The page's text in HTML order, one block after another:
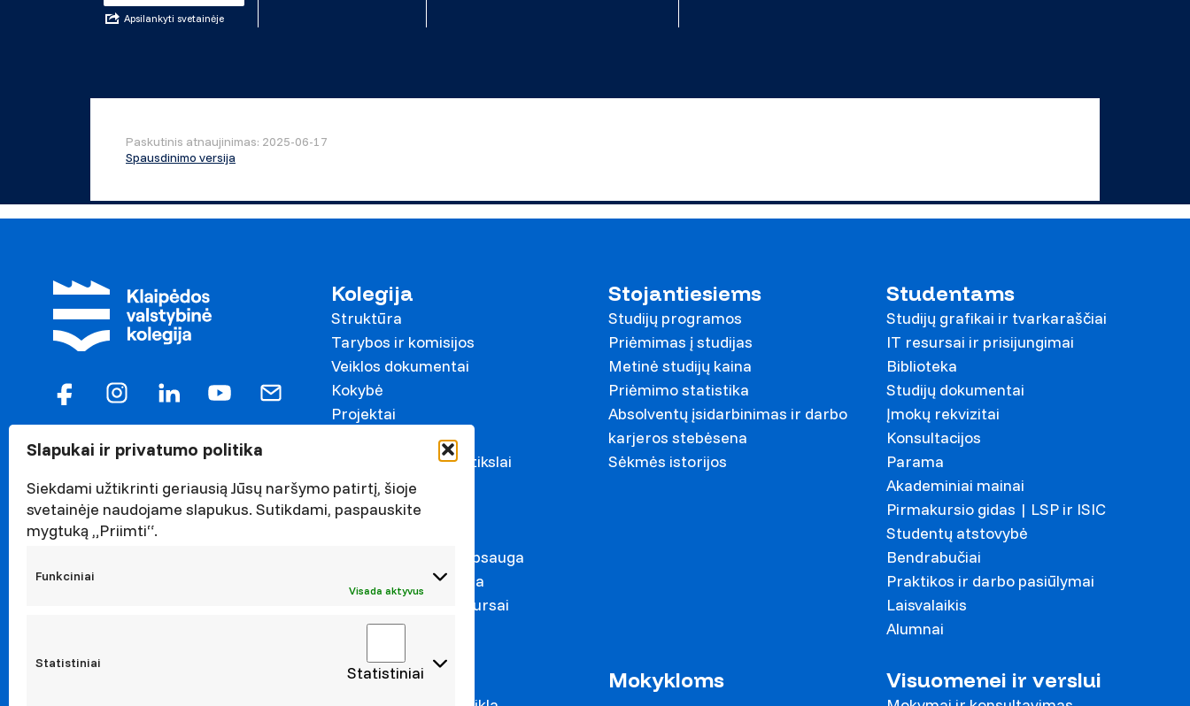
Slapukai ir privatumo politika
Siekdami užtikrinti geriausią Jūsų naršymo patirtį, šioje
svetainėje naudojame slapukus. Sutikdami, paspauskite
mygtuką „Priimti“.
Funkciniai
Visada aktyvus
Statistiniai Statistiniai
Apsilankyti svetainėje
Paskutinis atnaujinimas: 2025-06-17
Spausdinimo versija
Kolegija
Struktūra
Tarybos ir komisijos
Veiklos dokumentai
Kokybė
Projektai
Darnaus vystymosi tikslai
Naujienos
Renginiai
Asmens duomenų apsauga
Korupcijos prevencija
Atestavimas ir konkursai
Stojantiesiems
Studijų programos
Priėmimas į studijas
Metinė studijų kaina
Priėmimo statistika
Absolventų įsidarbinimas ir darbo
karjeros stebėsena
Sėkmės istorijos
Studentams
Studijų grafikai ir tvarkaraščiai
IT resursai ir prisijungimai
Biblioteka
Studijų dokumentai
Įmokų rekvizitai
Konsultacijos
Parama
Akademiniai mainai
Pirmakursio gidas | LSP ir ISIC
Studentų atstovybė
Bendrabučiai
Praktikos ir darbo pasiūlymai
Laisvalaikis
Alumnai
Mokslas Mokykloms Visuomenei ir verslui